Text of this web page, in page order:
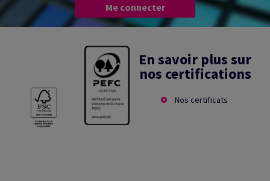
Me connecter
En savoir plus sur
nos certifications
Nos certificats